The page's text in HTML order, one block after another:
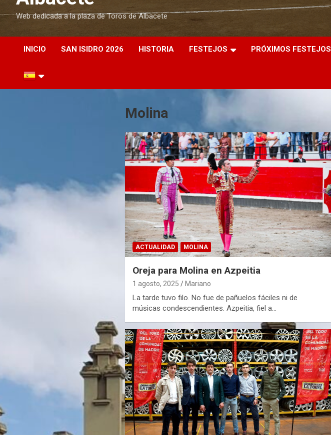
Web dedicada a la plaza de Toros de Albacete
INICIO SAN ISIDRO 2026 HISTORIA FESTEJOS PRÓXIMOS FESTEJOS
Molina
ACTUALIDAD MOLINA
Oreja para Molina en Azpeitia
1 agosto, 2025 Mariano
La tarde tuvo filo. No fue de pañuelos fáciles ni de
músicas condescendientes. Azpeitia, fiel a…